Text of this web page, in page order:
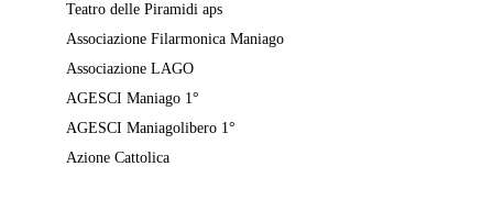
Teatro delle Piramidi aps
Associazione Filarmonica Maniago
Associazione LAGO
AGESCI Maniago 1°
AGESCI Maniagolibero 1°
Azione Cattolica